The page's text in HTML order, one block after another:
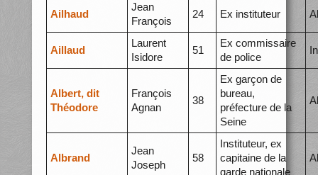
Ailhaud
Jean
François
24 Ex instituteur
Aillaud
Laurent
Isidore
51
Ex commissaire
de police
Albert, dit
Théodore
François
Agnan
38
Ex garçon de
bureau,
préfecture de la
Seine
Albrand
Jean
Joseph
58
Instituteur, ex
capitaine de la
garde nationale